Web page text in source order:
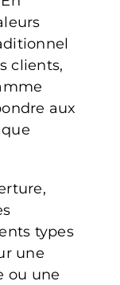
clients,
aux
types
une
ou une